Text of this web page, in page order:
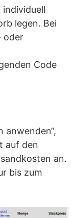
legen. Bei
oder
Code
anwenden“,
auf den
an.
bis zum